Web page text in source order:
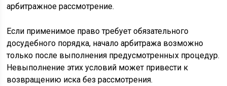
арбитражное рассмотрение.
Если применимое право требует обязательного
досудебного порядка, начало арбитража возможно
только после выполнения предусмотренных процедур.
Невыполнение этих условий может привести к
возвращению иска без рассмотрения.